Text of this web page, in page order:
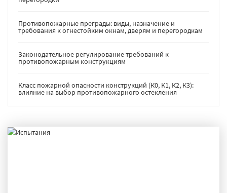
Противопожарные преграды: виды, назначение и
требования к огнестойким окнам, дверям и перегородкам
Законодательное регулирование требований к
противопожарным конструкциям
Класс пожарной опасности конструкций (К0, К1, К2, К3):
влияние на выбор противопожарного остекления